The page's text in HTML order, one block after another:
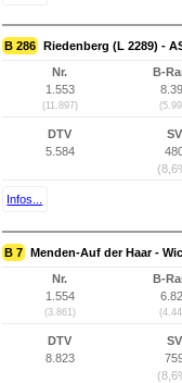
B 286 Riedenberg (L 2289) -
Nr.
1.553
(11.897)
B-
DTV
5.584
SV
Infos...
B 7 Menden-Auf der Haar -
Nr.
1.554
(3.861)
B-
DTV
8.823
SV